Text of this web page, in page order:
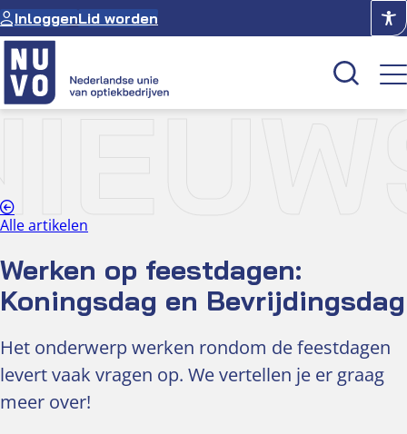
Ga
naar
de
inhoud
InloggenLid worden
Over NUVO
Optiekcentrum
Alle artikelen
Werken op feestdagen:
Koningsdag en Bevrijdingsdag
Het onderwerp werken rondom de feestdagen
levert vaak vragen op. We vertellen je er graag
meer over!